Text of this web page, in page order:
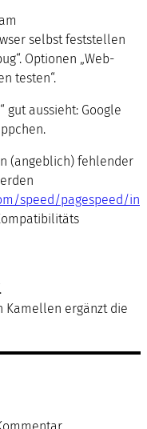
selbst feststellen
Optionen „Web-
testen“.
gut aussieht: Google
(angeblich) fehlender
speed/pagespeed/in
Kamellen ergänzt die